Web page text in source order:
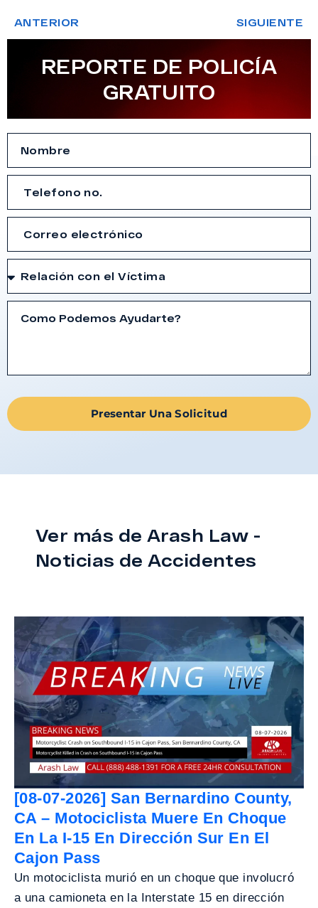
ANTERIOR SIGUIENTE
REPORTE DE POLICÍA
GRATUITO
Presentar Una Solicitud
Ver más de Arash Law -
Noticias de Accidentes
[08-07-2026] San Bernardino County,
CA – Motociclista Muere En Choque
En La I-15 En Dirección Sur En El
Cajon Pass
Un motociclista murió en un choque que involucró
a una camioneta en la Interstate 15 en dirección